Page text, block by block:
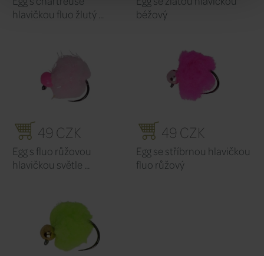
Výrobce:
SOUVISEJÍCÍ
Související produkty